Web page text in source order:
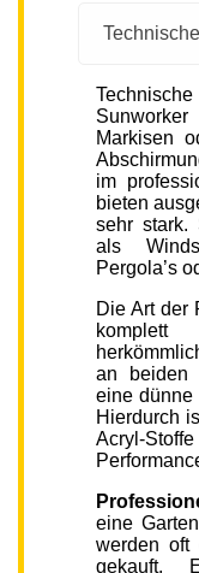
Markisen
im
bieten
sehr stark.
als
Pergola’s
Die Art der
an beiden
eine dünne
Hierdurch
Acryl-
eine
werden oft
gekauft.